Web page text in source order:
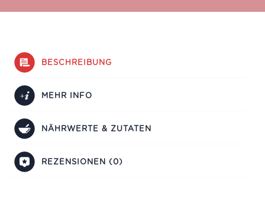
BESCHREIBUNG
MEHR INFO
NÄHRWERTE & ZUTATEN
REZENSIONEN (0)